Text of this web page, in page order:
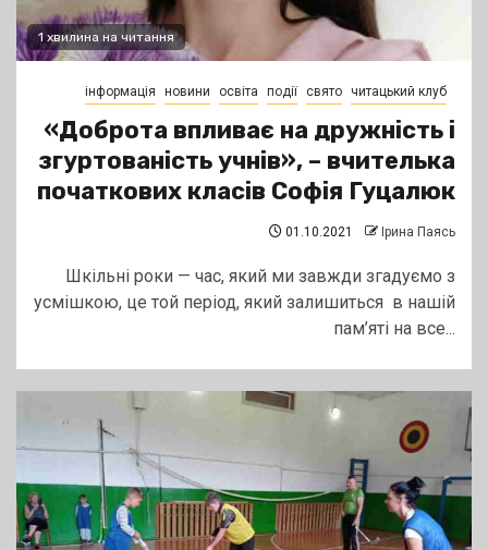
1 хвилина на читання
інформація новини освіта події свято читацький клуб
«Доброта впливає на дружність і
згуртованість учнів», – вчителька
початкових класів Софія Гуцалюк
01.10.2021 Ірина Паясь
Шкільні роки — час, який ми завжди згадуємо з
усмішкою, це той період, який залишиться в нашій
пам’яті на все...